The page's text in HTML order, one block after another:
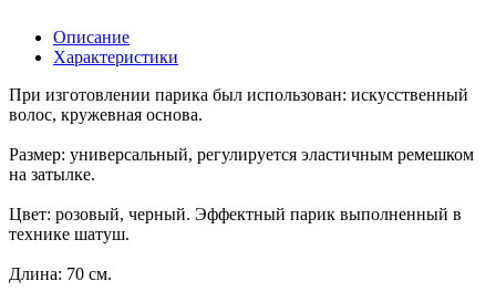
Описание
Характеристики
При изготовлении парика был использован: искусственный
волос, кружевная основа.
Размер: универсальный, регулируется эластичным ремешком
на затылке.
Цвет: розовый, черный. Эффектный парик выполненный в
технике шатуш.
Длина: 70 см.